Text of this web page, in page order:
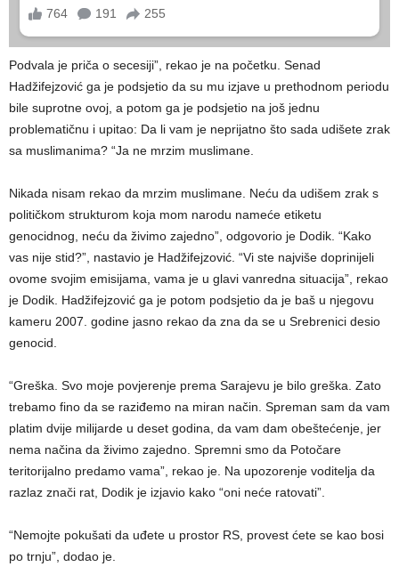
Podvala je priča o secesiji”, rekao je na početku. Senad
Hadžifejzović ga je podsjetio da su mu izjave u prethodnom periodu
bile suprotne ovoj, a potom ga je podsjetio na još jednu
problematičnu i upitao: Da li vam je neprijatno što sada udišete zrak
sa muslimanima? “Ja ne mrzim muslimane.
Nikada nisam rekao da mrzim muslimane. Neću da udišem zrak s
političkom strukturom koja mom narodu nameće etiketu
genocidnog, neću da živimo zajedno”, odgovorio je Dodik. “Kako
vas nije stid?”, nastavio je Hadžifejzović. “Vi ste najviše doprinijeli
ovome svojim emisijama, vama je u glavi vanredna situacija”, rekao
je Dodik. Hadžifejzović ga je potom podsjetio da je baš u njegovu
kameru 2007. godine jasno rekao da zna da se u Srebrenici desio
genocid.
“Greška. Svo moje povjerenje prema Sarajevu je bilo greška. Zato
trebamo fino da se raziđemo na miran način. Spreman sam da vam
platim dvije milijarde u deset godina, da vam dam obeštećenje, jer
nema načina da živimo zajedno. Spremni smo da Potočare
teritorijalno predamo vama”, rekao je. Na upozorenje voditelja da
razlaz znači rat, Dodik je izjavio kako “oni neće ratovati”.
“Nemojte pokušati da uđete u prostor RS, provest ćete se kao bosi
po trnju”, dodao je.